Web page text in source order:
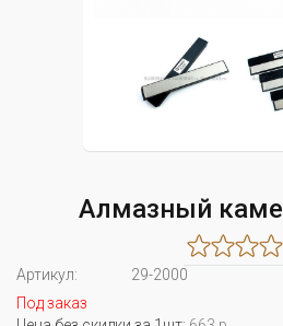
Алмазный
Артикул:
29-2000
Под заказ